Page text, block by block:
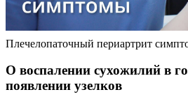
Плечелопаточный периартрит
О воспалении сухожилий в
появлении узелков